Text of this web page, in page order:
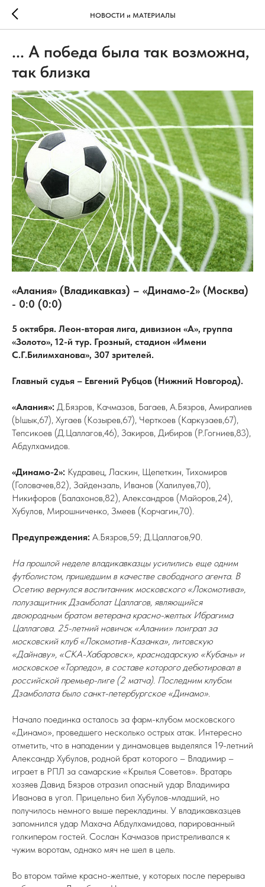
НОВОСТИ и МАТЕРИАЛЫ
... А победа была так возможна,
так близка
«Алания» (Владикавказ) – «Динамо-2» (Москва)
- 0:0 (0:0)
5 октября. Леон-вторая лига, дивизион «А», группа
«Золото», 12-й тур. Грозный, стадион «Имени
С.Г.Билимханова», 307 зрителей.
Главный судья – Евгений Рубцов (Нижний Новгород).
«Алания»: Д.Бязров, Качмазов, Багаев, А.Бязров, Амиралиев
(Ышык,67), Хугаев (Козырев,67), Черткоев (Каркузаев,67),
Тепсикоев (Д.Цаллагов,46), Закиров, Дибиров (Р.Гогниев,83),
Абдулхамидов.
«Динамо-2»: Кудравец, Ласкин, Щепеткин, Тихомиров
(Головачев,82), Зайдензаль, Иванов (Халилуев,70),
Никифоров (Балахонов,82), Александров (Майоров,24),
Хубулов, Мирошниченко, Змеев (Корчагин,70).
Предупреждения: А.Бязров,59; Д.Цаллагов,90.
На прошлой неделе владикавказцы усилились еще одним
футболистом, пришедшим в качестве свободного агента. В
Осетию вернулся воспитанник московского «Локомотива»,
полузащитник Дзамболат Цаллагов, являющийся
двоюродным братом ветерана красно-желтых Ибрагима
Цаллагова. 25-летний новичок «Алании» поиграл за
московский клуб «Локомотив-Казанка», литовскую
«Дайнаву», «СКА-Хабаровск», краснодарскую «Кубань» и
московское «Торпедо», в составе которого дебютировал в
российской премьер-лиге (2 матча). Последним клубом
Дзамболата было санкт-петербургское «Динамо».
Начало поединка осталось за фарм-клубом московского
«Динамо», проведшего несколько острых атак. Интересно
отметить, что в нападении у динамовцев выделялся 19-летний
Александр Хубулов, родной брат которого – Владимир –
играет в РПЛ за самарские «Крылья Советов». Вратарь
хозяев Давид Бязров отразил опасный удар Владимира
Иванова в угол. Прицельно бил Хубулов-младший, но
получилось немного выше перекладины. У владикавказцев
запомнился удар Махача Абдулхамидова, парированный
голкипером гостей. Сослан Качмазов пристреливался к
чужим воротам, однако мяч не шел в цель.
Во втором тайме красно-желтые, у которых после перерыва